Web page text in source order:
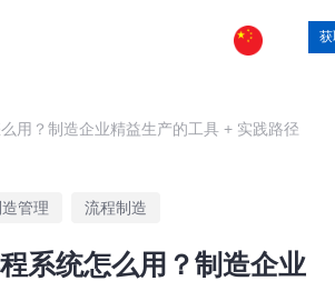
用？制造企业精益生产的工具 + 实践路径
管理 流程制造
系统怎么用？制造企业